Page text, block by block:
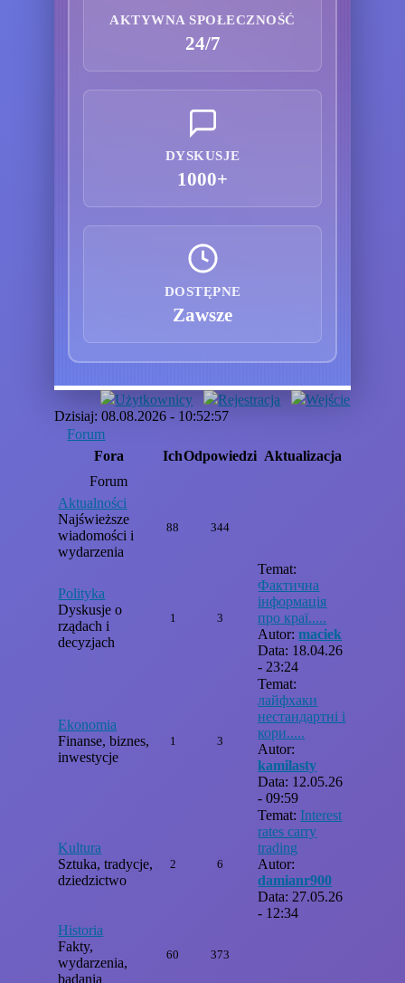
AKTYWNA SPOŁECZNOŚĆ
24/7
DYSKUSJE
1000+
DOSTĘPNE
Zawsze
Użytkownicy Rejestracja
Wejście
Dzisiaj: 08.08.2026 - 10:52:57
Forum
Fora
IchOdpowiedzi Aktualizacja
Forum
Aktualności
Najświeższe
wiadomości i
wydarzenia
88 344
Polityka
Dyskusje o
rządach i
decyzjach
1 3
Temat:
Фактична
інформація
про краї.....
Autor:maciek
Data: 18.04.26
- 23:24
Ekonomia
Finanse, biznes,
inwestycje
1 3
Temat:
лайфхаки
нестандартні і
кори.....
Autor:
kamilasty
Data: 12.05.26
- 09:59
Kultura
Sztuka, tradycje,
dziedzictwo
2 6
Temat: Interest
rates carry
trading
Autor:
damianr900
Data: 27.05.26
- 12:34
Historia
Fakty,
wydarzenia,
badania
60 373